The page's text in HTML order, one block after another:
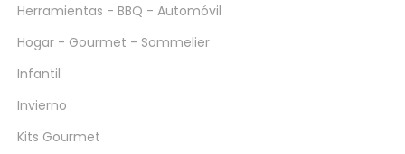
Herramientas - BBQ - Automóvil
Hogar - Gourmet - Sommelier
Infantil
Invierno
Kits Gourmet